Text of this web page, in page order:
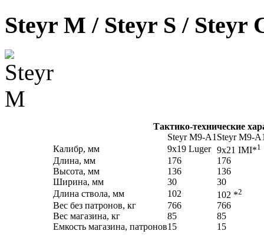
Steyr M / Steyr S / Steyr
Тактико-технические
Steyr M9-A1 Steyr M9-
Калибр, мм
9x19 Luger 9x21 IMI*1
Длина, мм 176
176
Высота, мм
136
136
Ширина, мм
30
30
Длина ствола, мм
102 102 *2
Вес без патронов, кг 766
766
Вес магазина, кг
85
85
Емкость магазина, патронов15 15